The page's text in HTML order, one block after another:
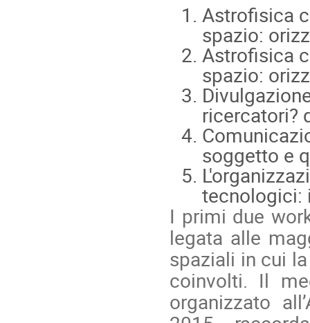
Astrofisica
spazio:
Astrofisica
spazio:
ricercatori?
soggetto e
tecnologici:
I primi due
legata alle
spaziali in cui
coinvolti. Il
organizzato